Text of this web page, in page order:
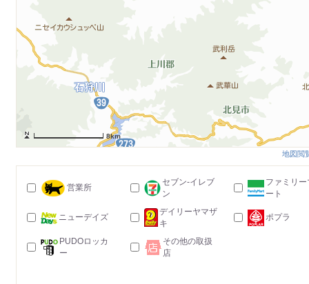
8km
地図閲
営業所
セブン-イレブ
ン
ファミリー
ート
ニューデイズ
デイリーヤマザ
キ
ポプラ
PUDOロッカ
ー
その他の取扱
店